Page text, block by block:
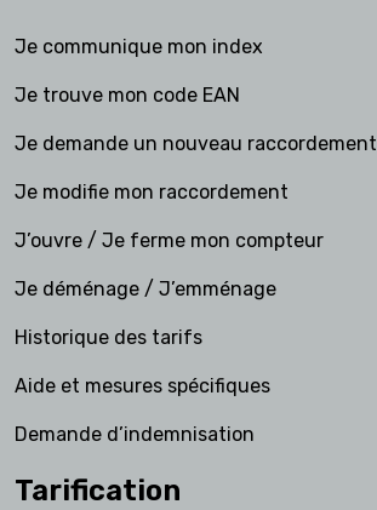
Je communique mon index
Je trouve mon code EAN
Je demande un nouveau raccordement
Je modifie mon raccordement
J’ouvre / Je ferme mon compteur
Je déménage / J’emménage
Historique des tarifs
Aide et mesures spécifiques
Demande d’indemnisation
Tarification